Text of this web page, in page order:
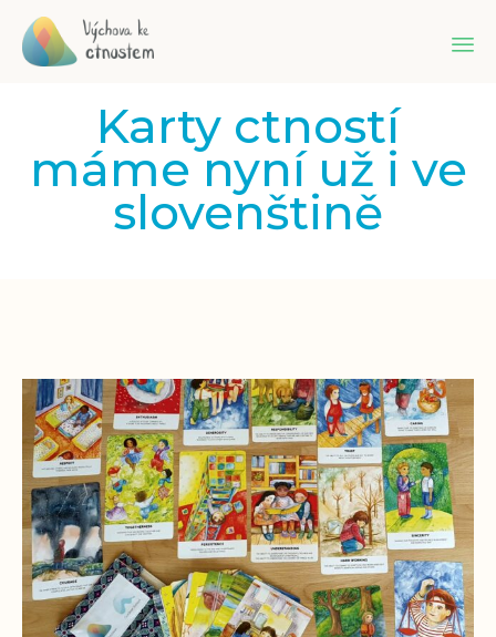
Karty ctností
máme nyní už i ve
slovenštině